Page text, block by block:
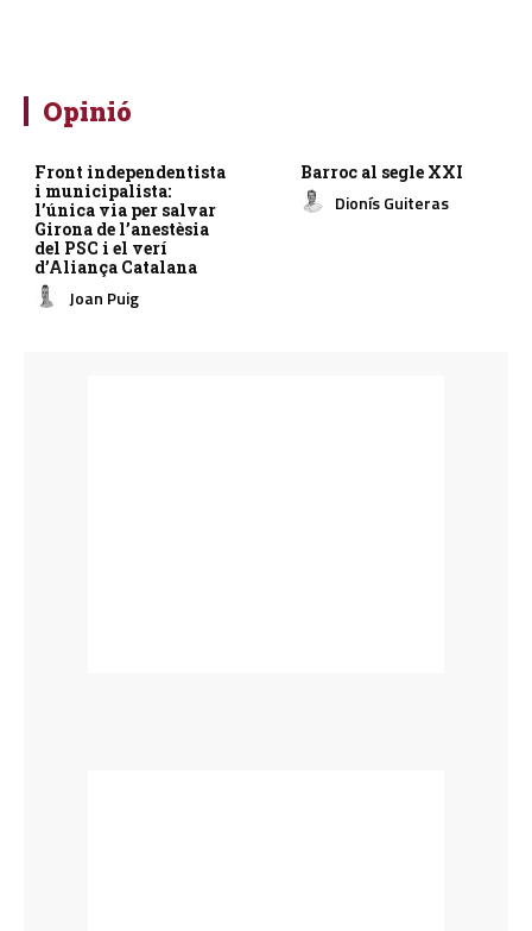
Opinió
Front independentista
i municipalista:
l’única via per salvar
Girona de l’anestèsia
del PSC i el verí
d’Aliança Catalana
Joan Puig
Barroc al segle XXI
Dionís Guiteras